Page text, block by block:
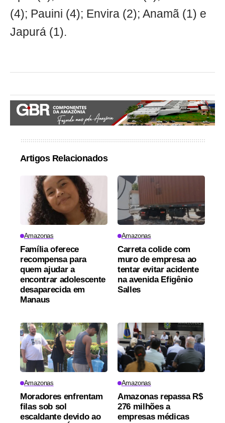
(4); Pauini (4); Envira (2); Anamã (1) e
Japurá (1).
Artigos Relacionados
Amazonas
Família oferece
recompensa para
quem ajudar a
encontrar adolescente
desaparecida em
Manaus
Amazonas
Carreta colide com
muro de empresa ao
tentar evitar acidente
na avenida Efigênio
Salles
Amazonas
Moradores enfrentam
filas sob sol
escaldante devido ao
Amazonas
Amazonas repassa R$
276 milhões a
empresas médicas